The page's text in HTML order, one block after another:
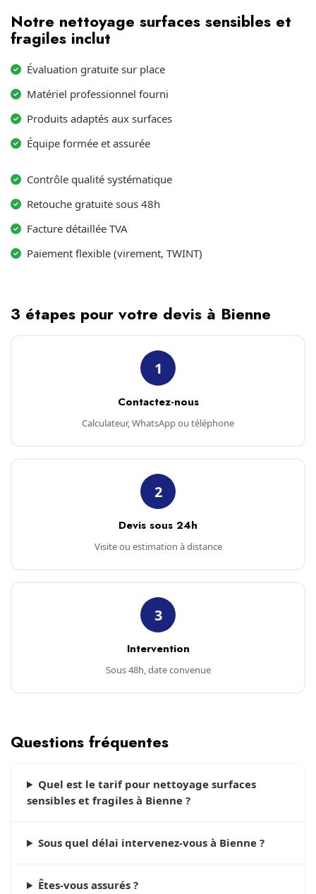
Notre nettoyage surfaces sensibles et
fragiles inclut
Évaluation gratuite sur place
Matériel professionnel fourni
Produits adaptés aux surfaces
Équipe formée et assurée
Contrôle qualité systématique
Retouche gratuite sous 48h
Facture détaillée TVA
Paiement flexible (virement, TWINT)
3 étapes pour votre devis à Bienne
1
Contactez-nous
Calculateur, WhatsApp ou téléphone
2
Devis sous 24h
Visite ou estimation à distance
3
Intervention
Sous 48h, date convenue
Questions fréquentes
Quel est le tarif pour nettoyage surfaces
sensibles et fragiles à Bienne ?
Sous quel délai intervenez-vous à Bienne ?
Êtes-vous assurés ?